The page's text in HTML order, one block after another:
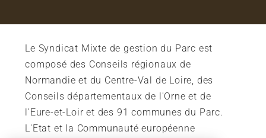
Le Syndicat Mixte de gestion du Parc est
composé des Conseils régionaux de
Normandie et du Centre-Val de Loire, des
Conseils départementaux de l'Orne et de
l'Eure-et-Loir et des 91 communes du Parc.
L'Etat et la Communauté européenne